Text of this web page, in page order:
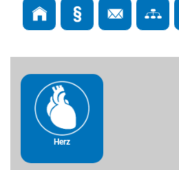
Herz